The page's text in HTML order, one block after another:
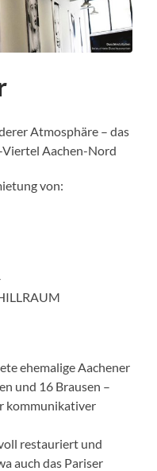
Atmosphäre – das
Aachen-Nord
von:
ehemalige Aachener
und 16 Brausen –
kommunikativer
restauriert und
auch das Pariser